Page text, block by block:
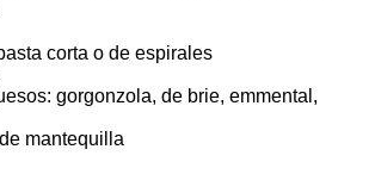
corta o de espirales
gorgonzola, de brie, emmental,
mantequilla